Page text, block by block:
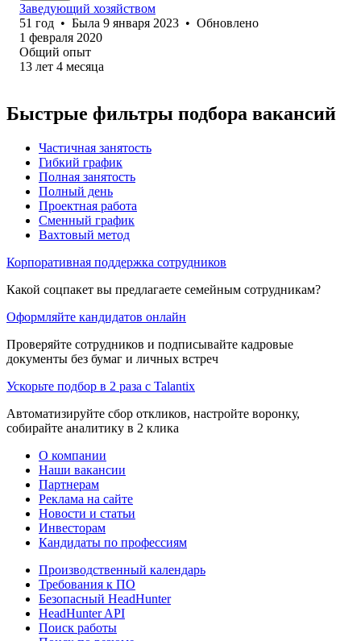
Заведующий хозяйством
51 год • Была 9 января 2023 • Обновлено
1 февраля 2020
Общий опыт
13 лет 4 месяца
Быстрые фильтры подбора вакансий
Частичная занятость
Гибкий график
Полная занятость
Полный день
Проектная работа
Сменный график
Вахтовый метод
Корпоративная поддержка сотрудников
Какой соцпакет вы предлагаете семейным сотрудникам?
Оформляйте кандидатов онлайн
Проверяйте сотрудников и подписывайте кадровые
документы без бумаг и личных встреч
Ускорьте подбор в 2 раза с Talantix
Автоматизируйте сбор откликов, настройте воронку,
собирайте аналитику в 2 клика
О компании
Наши вакансии
Партнерам
Реклама на сайте
Новости и статьи
Инвесторам
Кандидаты по профессиям
Производственный календарь
Требования к ПО
Безопасный HeadHunter
HeadHunter API
Поиск работы